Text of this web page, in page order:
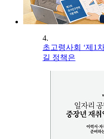
4.
초고령사회 ‘제1
길 정책은